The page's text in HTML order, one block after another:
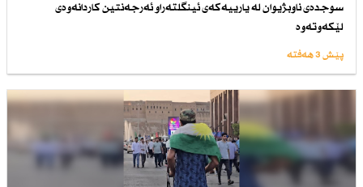
سوجدەی ناوبژیوان لە یارییەكەی ئینگلتەراو ئەرجەنتین كاردانەوەی
لێكەوتەوە
پێش 3 هەفتە